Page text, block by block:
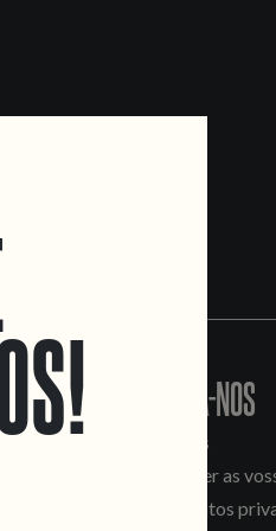
CONTACTA-NOS
Informações
Quero vender as
Tours e eventos